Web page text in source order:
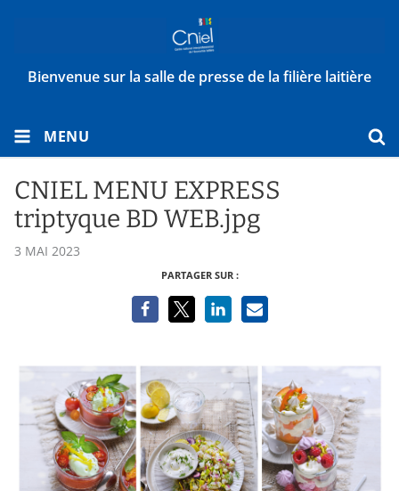
Bienvenue sur la salle de presse de la filière laitière
MENU
CNIEL MENU EXPRESS
triptyque BD WEB.jpg
3 MAI 2023
PARTAGER SUR :